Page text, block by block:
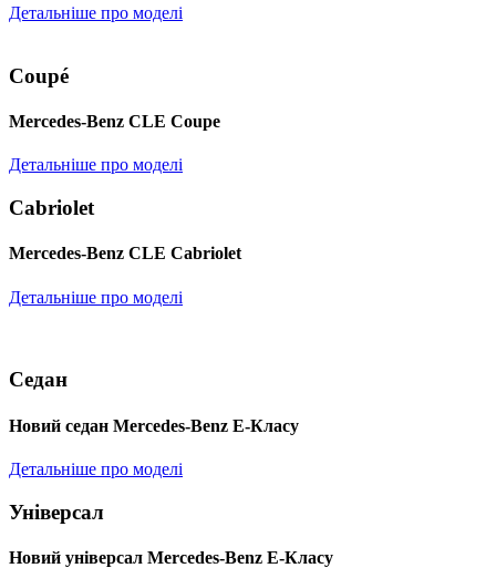
Детальніше про моделі
Coupé
Mercedes-Benz CLE Coupe
Детальніше про моделі
Cabriolet
Mercedes-Benz CLE Cabriolet
Детальніше про моделі
Седан
Новий седан Mercedes-Benz Е-Класу
Детальніше про моделі
Універсал
Новий універсал Mercedes-Benz E-Класу